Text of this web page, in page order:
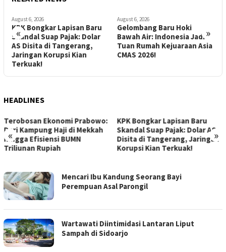
« »
August 6, 2026
Gelombang Baru Hoki
Bawah Air: Indonesia Jadi
Tuan Rumah Kejuaraan Asia
CMAS 2026!
August 6, 2026
Revolusi Gizi Anak Bangsa:
Menguak Dampak Positif
Program Makan Bergizi
Gratis di Sekolah
HEADLINES
« »
KPK Bongkar Lapisan Baru
Skandal Suap Pajak: Dolar AS
Disita di Tangerang, Jaringan
Korupsi Kian Terkuak!
Gelombang Baru Hoki Bawah
Air: Indonesia Jadi Tuan
Rumah Kejuaraan Asia CMAS
2026!
MEDIA
KOTAKITA
Mencari Ibu Kandung Seorang Bayi
Perempuan Asal Parongil
Wartawati Diintimidasi Lantaran Liput
Sampah di Sidoarjo